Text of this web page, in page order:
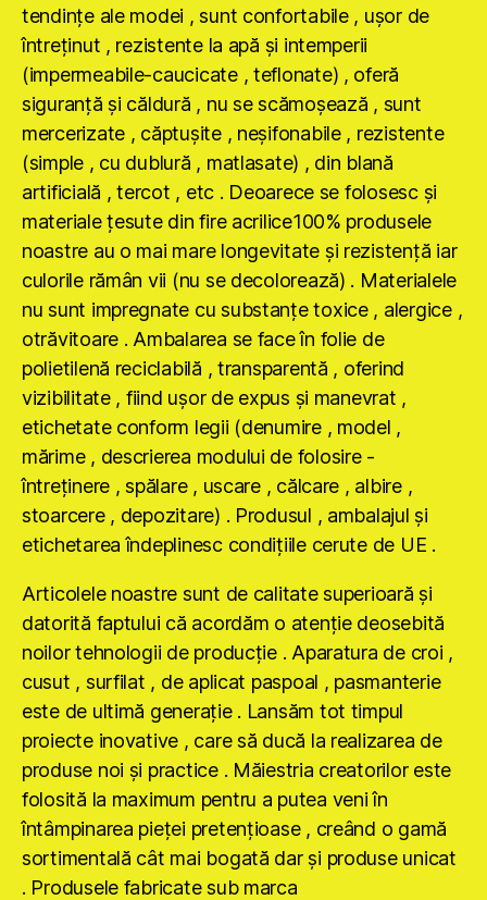
tendinţe ale modei , sunt confortabile , uşor de
întreţinut , rezistente la apă şi intemperii
(impermeabile-caucicate , teflonate) , oferă
siguranţă şi căldură , nu se scămoşează , sunt
mercerizate , căptuşite , neşifonabile , rezistente
(simple , cu dublură , matlasate) , din blană
artificială , tercot , etc . Deoarece se folosesc şi
materiale ţesute din fire acrilice100% produsele
noastre au o mai mare longevitate şi rezistenţă iar
culorile rămân vii (nu se decolorează) . Materialele
nu sunt impregnate cu substanţe toxice , alergice ,
otrăvitoare . Ambalarea se face în folie de
polietilenă reciclabilă , transparentă , oferind
vizibilitate , fiind uşor de expus şi manevrat ,
etichetate conform legii (denumire , model ,
mărime , descrierea modului de folosire -
întreţinere , spălare , uscare , călcare , albire ,
stoarcere , depozitare) . Produsul , ambalajul şi
etichetarea îndeplinesc condiţiile cerute de UE .
Articolele noastre sunt de calitate superioară şi
datorită faptului că acordăm o atenţie deosebită
noilor tehnologii de producţie . Aparatura de croi ,
cusut , surfilat , de aplicat paspoal , pasmanterie
este de ultimă generaţie . Lansăm tot timpul
proiecte inovative , care să ducă la realizarea de
produse noi şi practice . Măiestria creatorilor este
folosită la maximum pentru a putea veni în
întâmpinarea pieţei pretenţioase , creând o gamă
sortimentală cât mai bogată dar şi produse unicat
. Produsele fabricate sub marca